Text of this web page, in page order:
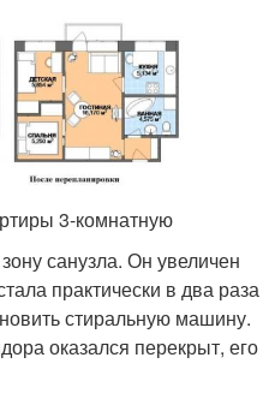
3-комнатную
санузла. Он увеличен
практически в два раза
стиральную машину.
оказался перекрыт, его